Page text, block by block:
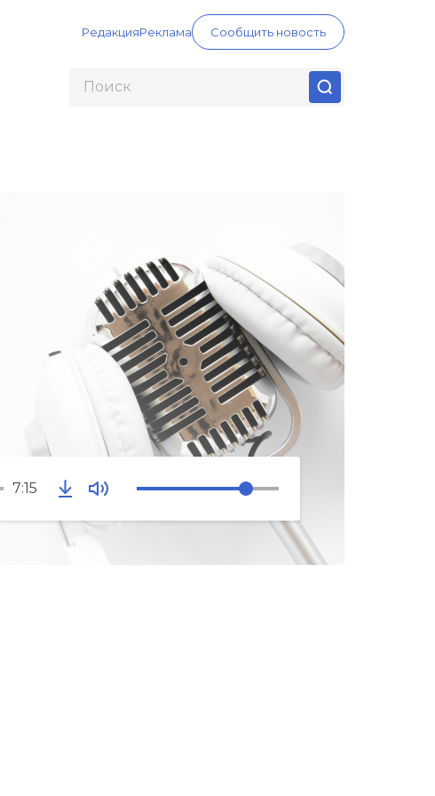
РедакцияРеклама Сообщить новость
7:15